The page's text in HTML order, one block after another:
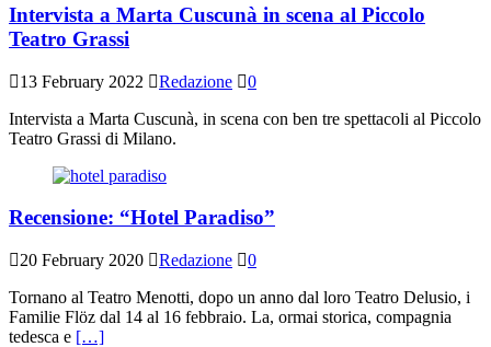
Intervista a Marta Cuscunà in scena al Piccolo
Teatro Grassi
13 February 2022 Redazione
0
Intervista a Marta Cuscunà, in scena con ben tre spettacoli al Piccolo
Teatro Grassi di Milano.
Recensione: “Hotel Paradiso”
20 February 2020 Redazione
0
Tornano al Teatro Menotti, dopo un anno dal loro Teatro Delusio, i
Familie Flöz dal 14 al 16 febbraio. La, ormai storica, compagnia
tedesca e […]